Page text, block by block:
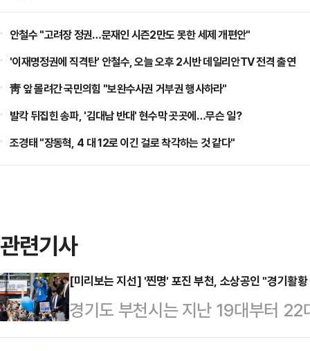
안철수 "고려장 정권…문재인 시즌2만도 못한 세제 개편안"
'이재명정권에 직격탄' 안철수, 오늘 오후 2시반 데일리안TV 전격 출연
靑 앞 몰려간 국민의힘 "보완수사권 거부권 행사하라"
발칵 뒤집힌 송파, '김대남 반대' 현수막 곳곳에…무슨 일?
조경태 "장동혁, 4 대 12로 이긴 걸로 착각하는 것 같다"
관련기사
[미리보는 지선] '찐명' 포진 부천, 소상공인 "경기활
경기도 부천시는 지난 19대부터
당 초강세 지역이다. 지난 20대 대